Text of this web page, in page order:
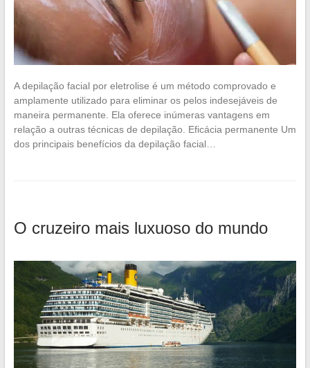
A depilação facial por eletrolise é um método comprovado e
amplamente utilizado para eliminar os pelos indesejáveis de
maneira permanente. Ela oferece inúmeras vantagens em
relação a outras técnicas de depilação. Eficácia permanente Um
dos principais benefícios da depilação facial…
O cruzeiro mais luxuoso do mundo